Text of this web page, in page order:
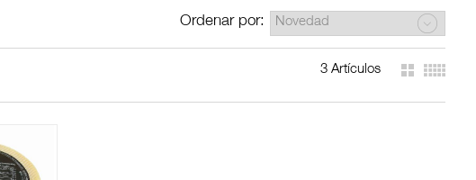
Ordenar por:
3 Artículos